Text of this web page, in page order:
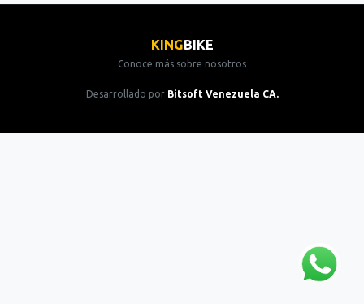
KINGBIKE
Conoce más sobre nosotros
Desarrollado por Bitsoft Venezuela CA.